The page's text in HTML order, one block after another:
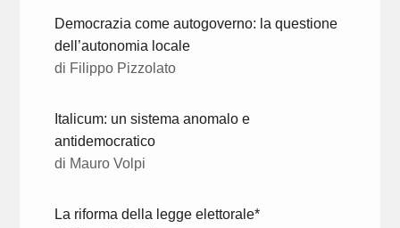
Democrazia come autogoverno: la questione
dell’autonomia locale
di Filippo Pizzolato
Italicum: un sistema anomalo e
antidemocratico
di Mauro Volpi
La riforma della legge elettorale*